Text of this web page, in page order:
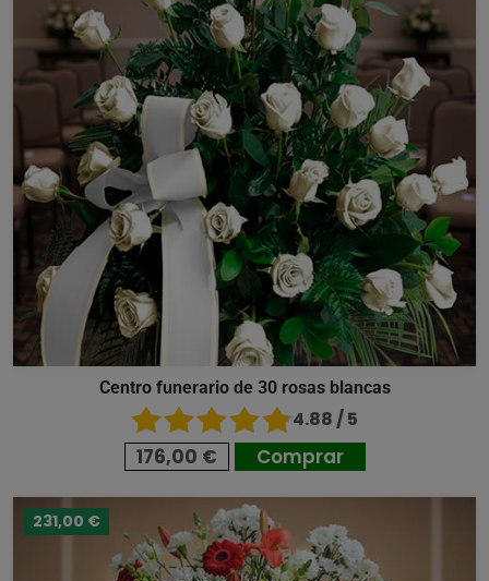
Centro funerario de 30 rosas blancas
4.88 / 5
176,00 € Comprar
231,00 €